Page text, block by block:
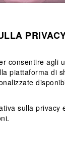
consentire agli
piattaforma di
sulla privacy